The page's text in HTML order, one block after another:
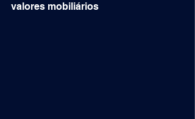
valores mobiliários